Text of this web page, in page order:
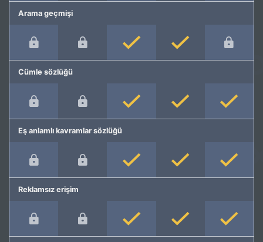
Arama geçmişi
Cümle sözlüğü
Eş anlamlı kavramlar sözlüğü
Reklamsız erişim